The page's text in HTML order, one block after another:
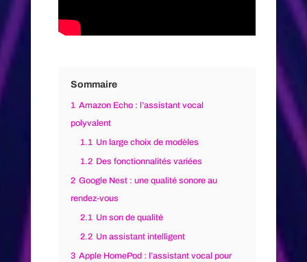
Sommaire
1 Amazon Echo : l’assistant vocal
polyvalent
1.1 Un large choix de modèles
1.2 Des fonctionnalités variées
2 Google Nest : une qualité sonore au
rendez-vous
2.1 Un son de qualité
2.2 Un assistant intelligent
3 Apple HomePod : l’assistant vocal pour